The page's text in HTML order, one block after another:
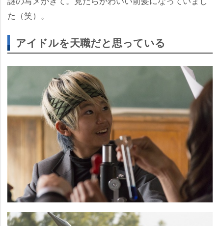
た（笑）。
アイドルを天職だと思っている